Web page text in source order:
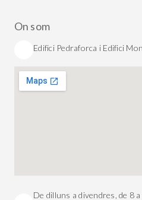
On som
Edifici Pedraforca i Edifici
De dilluns a divendres, de 8